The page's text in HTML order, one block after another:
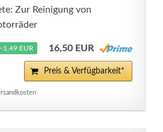
Zur Reinigung von
−1,49 EUR 16,50 EUR
Preis & Verfügbarkeit*